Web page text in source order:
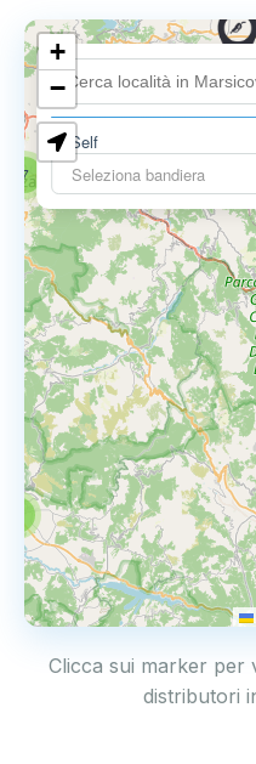
Self
Seleziona bandiera
7
+
−
Clicca sui marker per
distributori